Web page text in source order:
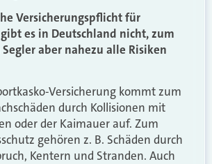
Versicherungspflicht für
es in Deutschland nicht, zum
aber nahezu alle Risiken
Versicherung kommt zum
durch Kollisionen mit
oder der Kaimauer auf. Zum
gehören z. B. Schäden durch
Kentern und Stranden. Auch